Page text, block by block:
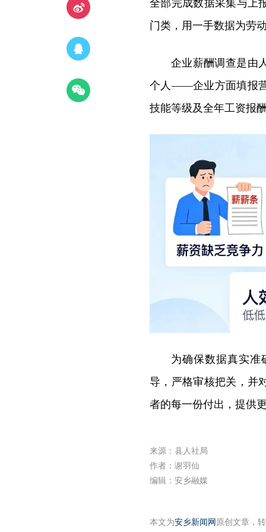
全部完成数据采集与上
门类，用一手数据为劳
企业薪酬调查是由
个人——企业方面填报
技能等级及全年工资报
为确保数据真实准
导，严格审核把关，并
者的每一份付出，提供
来源：县人社局
作者：谢羽仙
编辑：安乡融媒
本文为安乡新闻网 原创文章，